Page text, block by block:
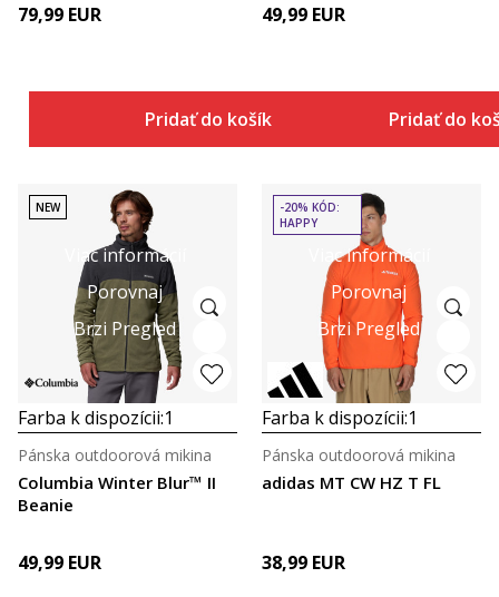
79,99 EUR
Pridať do košíka
49,99 EUR
Pridať do
Viac informácií
Porovnaj
Brzi Pregled
NEW
Farba k dispozícii:1
Columbia Winter Blur™ II
Beanie
Pánska outdoorová mikina
49,99 EUR
Viac informácií
Porovnaj
Brzi Pregled
-20% KÓD:
HAPPY
Farba k dispozícii:1
adidas MT CW HZ T FL
Pánska outdoorová mikina
38,99 EUR